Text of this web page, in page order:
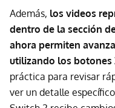
Además, los videos
dentro de la sección
ahora permiten
utilizando los botones
práctica para revisar
ver un detalle